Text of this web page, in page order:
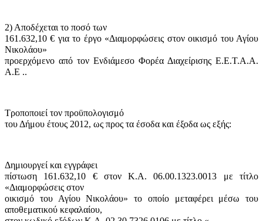
2) Αποδέχεται το ποσό των
161.632,10 € για το έργο «Διαμορφώσεις στον οικισμό του Αγίου
Νικολάου»
προερχόμενο από τον Ενδιάμεσο Φορέα Διαχείρισης Ε.Ε.Τ.Α.Α.
Α.Ε ..
Τροποποιεί τον προϋπολογισμό
του Δήμου έτους 2012, ως προς τα έσοδα και έξοδα ως εξής:
Δημιουργεί και εγγράφει
πίστωση 161.632,10 € στον Κ.Α. 06.00.1323.0013 με τίτλο
«Διαμορφώσεις στον
οικισμό του Αγίου Νικολάου» το οποίο μεταφέρει μέσω του
αποθεματικού κεφαλαίου,